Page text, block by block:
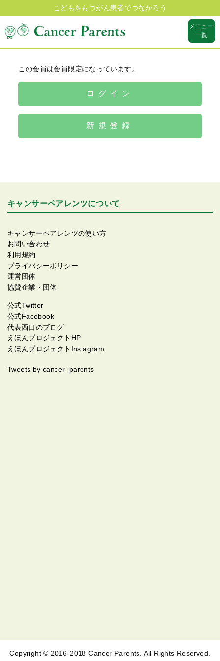
こどもをもつがん患者でつながろう
メニュー
一覧
この会員は会員限定になっています。
ログイン
新規登録
キャンサーペアレンツについて
キャンサーペアレンツの使い方
お問い合わせ
利用規約
プライバシーポリシー
運営団体
協賛企業・団体
公式Twitter
公式Facebook
代表西口のブログ
えほんプロジェクトHP
えほんプロジェクトInstagram
Tweets by cancer_parents
Copyright © 2016-2018 Cancer Parents. All Rights Reserved.